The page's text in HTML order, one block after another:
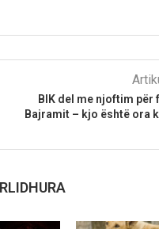
BIK del me njoftim për
Bajramit – kjo është ora